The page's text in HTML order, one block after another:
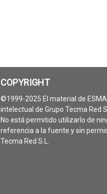
COPYRIGHT
©1999-2025 El material de
intelectual de Grupo Tecma Red
No está permitido utilizarlo de
referencia a la fuente y sin
Tecma Red S.L.